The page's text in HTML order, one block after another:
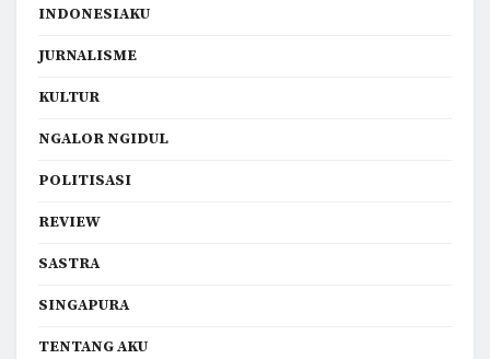
INDONESIAKU
JURNALISME
KULTUR
NGALOR NGIDUL
POLITISASI
REVIEW
SASTRA
SINGAPURA
TENTANG AKU